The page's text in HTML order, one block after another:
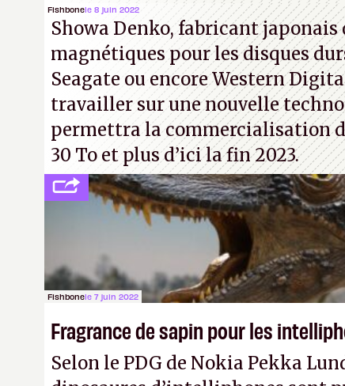
Fishbonele 8 juin 2022
Showa Denko, fabricant japonais
magnétiques pour les disques
Seagate ou encore Western
travailler sur une nouvelle
permettra la commercialisation
30 To et plus d’ici la fin 2023.
Fishbonele 7 juin 2022
Fragrance de sapin pour les
Selon le PDG de Nokia Pekka